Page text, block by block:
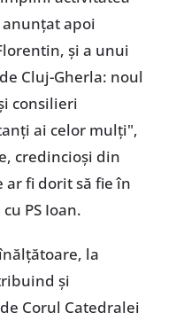
anunțat apoi
și a unui
Cluj-Gherla: noul
consilieri
ai celor mulți",
credincioși din
ar fi dorit să fie în
PS Ioan.
la
și
Corul Catedralei